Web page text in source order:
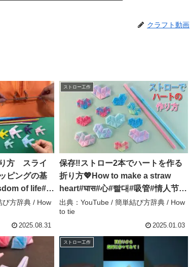
クラフト動画
方 スライ
ピングの基
of life#パ
#簡単結び方
#접는방법#
方辞典 / How
び方辞典 / How
2025.08.31
ストロー工作
保存‼ストロー2本でハートを作る
折り方💖How to make a straw
heart#घास#心#빨대#吸管#情人节#
ハート#heart#दिल#編#하트#工作#
作り方#結び方#ストロー#DIY – 簡
単結び方辞典 / How to tie
出典：YouTube / 簡単結び方辞典 / How
to tie
2025.01.03
ストロー工作